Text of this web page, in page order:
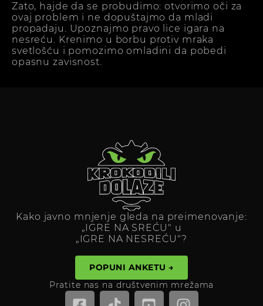
Zato, hajde da se probudimo: otvorimo oči za
ovaj problem i ne dopuštajmo da mladi
propadaju. Upoznajmo pravo lice igara na
nesreću. Krenimo u borbu protiv mraka
svetlošću i pomozimo omladini da pobedi
opasnu zavisnost.
Kako javno mnjenje gleda na preimenovanje:
„IGRE NA SREĆU" u
„IGRE NA NESREĆU"?
POPUNI ANKETU →
Pratite nas na društvenim mrežama